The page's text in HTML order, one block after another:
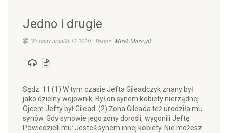
Jedno i drugie
Wysłany dnia06.12.2020 | Pastor: Mirek Marczak
Sędz. 11 (1) W tym czasie Jefta Gileadczyk znany był
jako dzielny wojownik. Był on synem kobiety nierządnej.
Ojcem Jefty był Gilead. (2) Żona Gileada też urodziła mu
synów. Gdy synowie jego żony dorośli, wygonili Jeftę.
Powiedzieli mu: Jesteś synem innej kobiety. Nie możesz